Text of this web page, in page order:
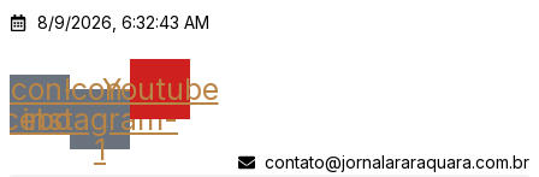
Ir
o
conteúdo
8/9/2026, 6:32:43 AM
Icon-Icon-
instagram-
1
Youtube
contato@jornalararaquara.com.br